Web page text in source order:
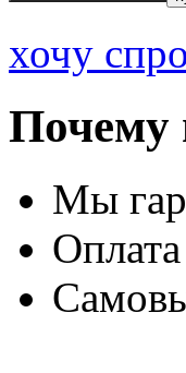
хочу
Почему
Мы